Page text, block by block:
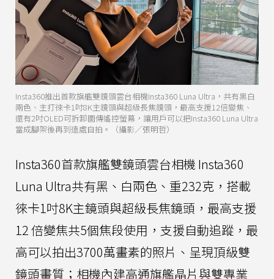
Insta360推出首款旗艦雙鏡頭雲台相機Insta360 Luna Ultra，共有黑白
兩色、主打徠卡1吋8K主鏡頭與超級長焦鏡頭，最高支援12倍變焦、
還有2吋OLED可拆卸圖傳遙控螢幕，讓用戶可以把Insta360 Luna Ultra
當成腳架後再到遠處自拍。（攝影／張明哲）
Insta360首款旗艦雙鏡頭雲台相機 Insta360
Luna Ultra共有黑、白兩色、重232克，搭載
徠卡1吋8K主鏡頭與超級長焦鏡頭，最高支援
12 倍變焦共5個焦段使用，支援自動追蹤，最
高可以拍出3700萬畫素的照片、呈現頂級雙
鏡頭畫質；相機內建高通旗艦晶片與雙專業